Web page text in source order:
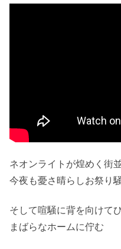
ネオンライトが煌めく街
今夜も憂さ晴らしお祭り
そして喧騒に背を向けて
まばらなホームに佇む